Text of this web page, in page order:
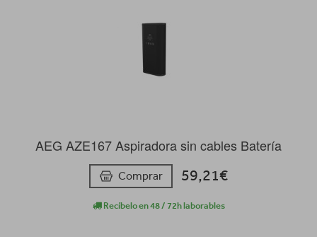
AEG AZE167 Aspiradora sin cables Batería
Comprar 59,21€
Recíbelo en 48 / 72h laborables